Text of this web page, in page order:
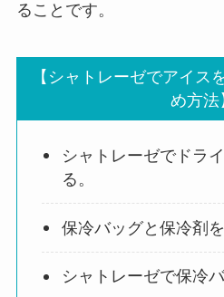
ることです。
【シャトレーゼでアイス
め方法
シャトレーゼでドラ
る。
保冷バッグと保冷剤を
シャトレーゼで保冷